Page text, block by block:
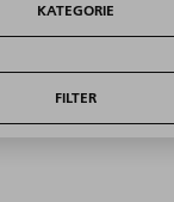
KATEGORIE
FILTER